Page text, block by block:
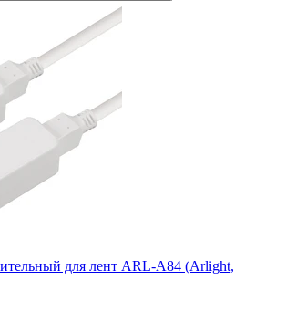
для лент ARL-A84 (Arlight,